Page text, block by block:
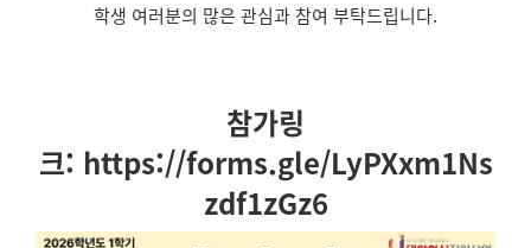
학생 여러분의 많은 관심과 참여 부탁드립니다.
참가링
크: https://forms.gle/LyPXxm1Ns
zdf1zGz6